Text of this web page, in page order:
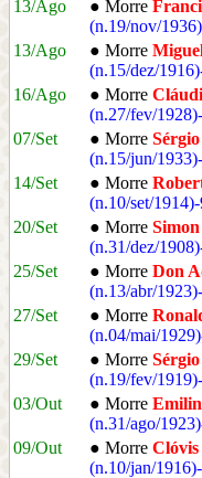
13/Ago
● Morre
(n.19/nov/
13/Ago
● Morre
(n.15/dez/
16/Ago
● Morre
(n.27/fev/
07/Set
● Morre
(n.15/jun/
14/Set
● Morre
(n.10/set/1914)-
20/Set
● Morre
(n.31/dez/
25/Set
● Morre Don
(n.13/abr/
27/Set
● Morre
(n.04/mai/
29/Set
● Morre
(n.19/fev/
03/Out
● Morre
(n.31/ago/
09/Out
● Morre
(n.10/jan/